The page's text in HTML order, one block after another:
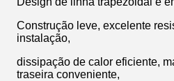
Construção leve, excelente
instalação,
dissipação de calor eficiente,
traseira conveniente,